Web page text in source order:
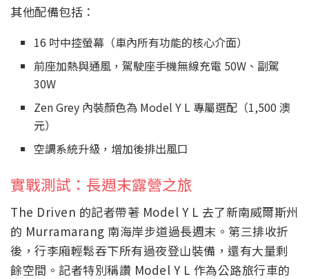
其他配備包括：
16 吋中控螢幕（車內所有功能的核心介面）
前座加熱與通風，駕駛座手機無線充電 50W、副駕
30W
Zen Grey 內裝顏色為 Model Y L 專屬選配（1,500 澳
元）
空調系統升級，增加後排出風口
實戰測試：長週末露營之旅
The Driven 的記者帶著 Model Y L 去了新南威爾斯州
的 Murramarang 南海岸步道過長週末。第三排收折
後，行李廂輕鬆吞下所有過夜登山裝備，還有大量剩
餘空間。記者特別稱讚 Model Y L 作為公路旅行車的